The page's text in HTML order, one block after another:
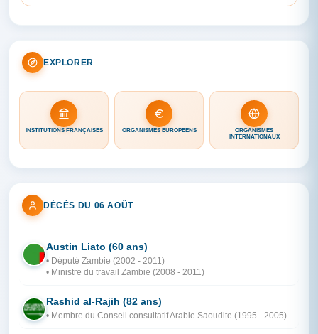
EXPLORER
INSTITUTIONS FRANÇAISES ORGANISMES EUROPÉENS
ORGANISMES
INTERNATIONAUX
DÉCÈS DU 06 AOÛT
ZA
Austin Liato (60 ans)
• Député Zambie (2002 - 2011)
• Ministre du travail Zambie (2008 - 2011)
AR
Rashid al-Rajih (82 ans)
• Membre du Conseil consultatif Arabie Saoudite (1995 - 2005)